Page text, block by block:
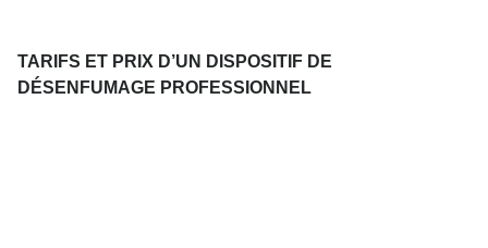
TARIFS ET PRIX D’UN DISPOSITIF DE
DÉSENFUMAGE PROFESSIONNEL